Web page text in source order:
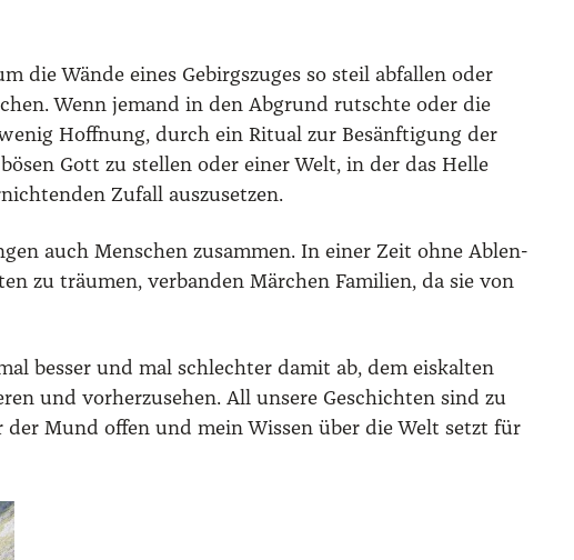
die Wän­de eines Gebirgs­zu­ges so steil abfal­len oder
Wenn jemand in den Abgrund rutsch­te oder die
Hoff­nung, durch ein Ritu­al zur Besänf­ti­gung der
Gott zu stel­len oder einer Welt, in der das Hel­le
Zufall aus­zu­set­zen.
auch Men­schen zusam­men. In einer Zeit ohne Ablen­
zu träu­men, ver­ban­den Mär­chen Fami­li­en, da sie von
bes­ser und mal schlech­ter damit ab, dem eis­kal­ten
und vor­her­zu­se­hen. All unse­re Geschich­ten sind zu
Mund offen und mein Wis­sen über die Welt setzt für